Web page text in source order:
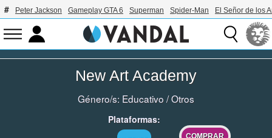
Peter Jackson Gameplay GTA 6 Superman Spider-Man El Señor de los
New Art Academy
Género/s: Educativo /Otros
Plataformas:
COMPRAR